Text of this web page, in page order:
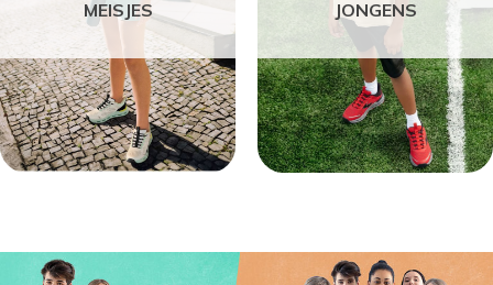
MEISJES JONGENS